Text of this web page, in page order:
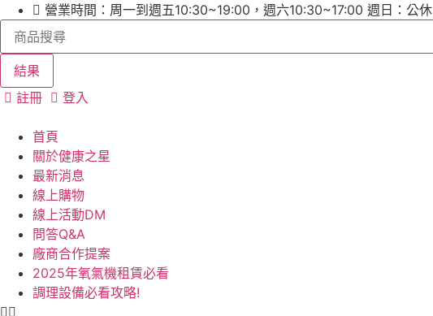
主
內
容
營業時間：周一到週五10:30~19:00，週六10:30~17:00 週日：公休
Search
結果
註冊
登入
首頁
關於健康之星
最新消息
線上購物
線上活動DM
問答Q&A
廠商合作提案
2025年氧氣機租賃必看
調理設備必看攻略!